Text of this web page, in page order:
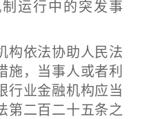
运行中的突发事
依法协助人民法
施，当事人或者利
行业金融机构应当
第二百二十五条之